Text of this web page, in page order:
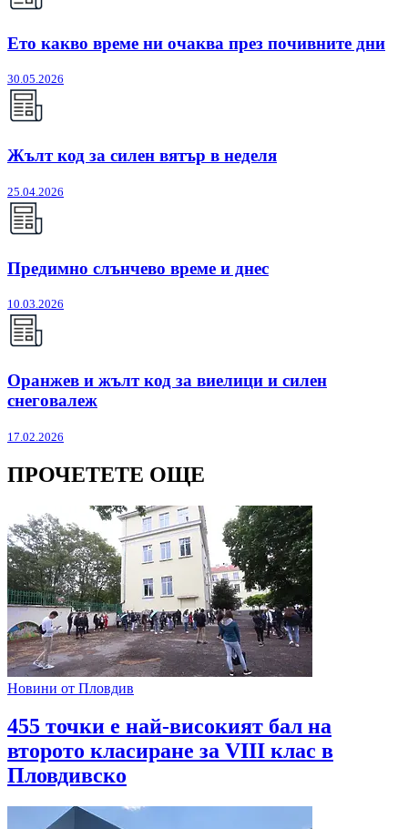
Ето какво време ни очаква през почивните дни
30.05.2026
Жълт код за силен вятър в неделя
25.04.2026
Предимно слънчево време и днес
10.03.2026
Оранжев и жълт код за виелици и силен
снеговалеж
17.02.2026
ПРОЧЕТЕТЕ ОЩЕ
Новини от Пловдив
455 точки е най-високият бал на
второто класиране за VIII клас в
Пловдивско